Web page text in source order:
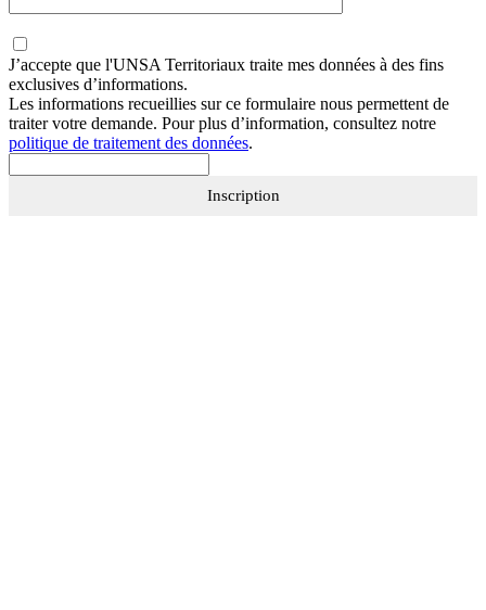
J’accepte que l'UNSA Territoriaux traite mes données à des fins
exclusives d’informations.
Les informations recueillies sur ce formulaire nous permettent de
traiter votre demande. Pour plus d’information, consultez notre
politique de traitement des données.
Inscription